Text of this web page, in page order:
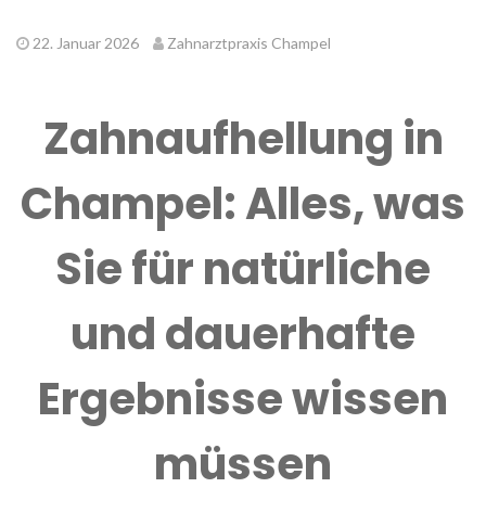
22. Januar 2026 Zahnarztpraxis Champel
Zahnaufhellung in
Champel: Alles, was
Sie für natürliche
und dauerhafte
Ergebnisse wissen
müssen